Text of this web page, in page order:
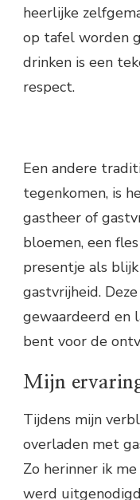
heerlijke
op tafel worden
drinken is een
respect.
Een andere
tegenkomen, is
gastheer of
bloemen, een
presentje als
gastvrijheid.
gewaardeerd en
bent voor de
Mijn
Tijdens mijn
overladen met
Zo herinner ik
werd